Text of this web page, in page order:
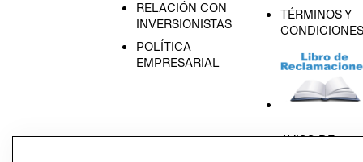
RELACIÓN CON
INVERSIONISTAS
POLÍTICA
EMPRESARIAL
TÉRMINOS Y
CONDICIONES
AVISO DE